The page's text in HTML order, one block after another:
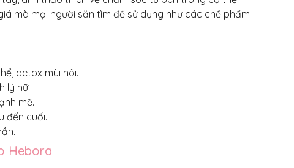
mà mọi người săn tìm để sử dụng như các chế phẩm
detox mùi hôi.
lý nữ.
mẽ.
đến cuối.
Hebora